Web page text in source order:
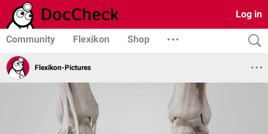
Log in
Community Flexikon Shop
Flexikon-Pictures